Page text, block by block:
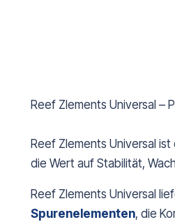
Reef Zlements Universal –
Reef Zlements Universal
die Wert auf Stabilität,
Reef Zlements Universal
Spurenelementen, die